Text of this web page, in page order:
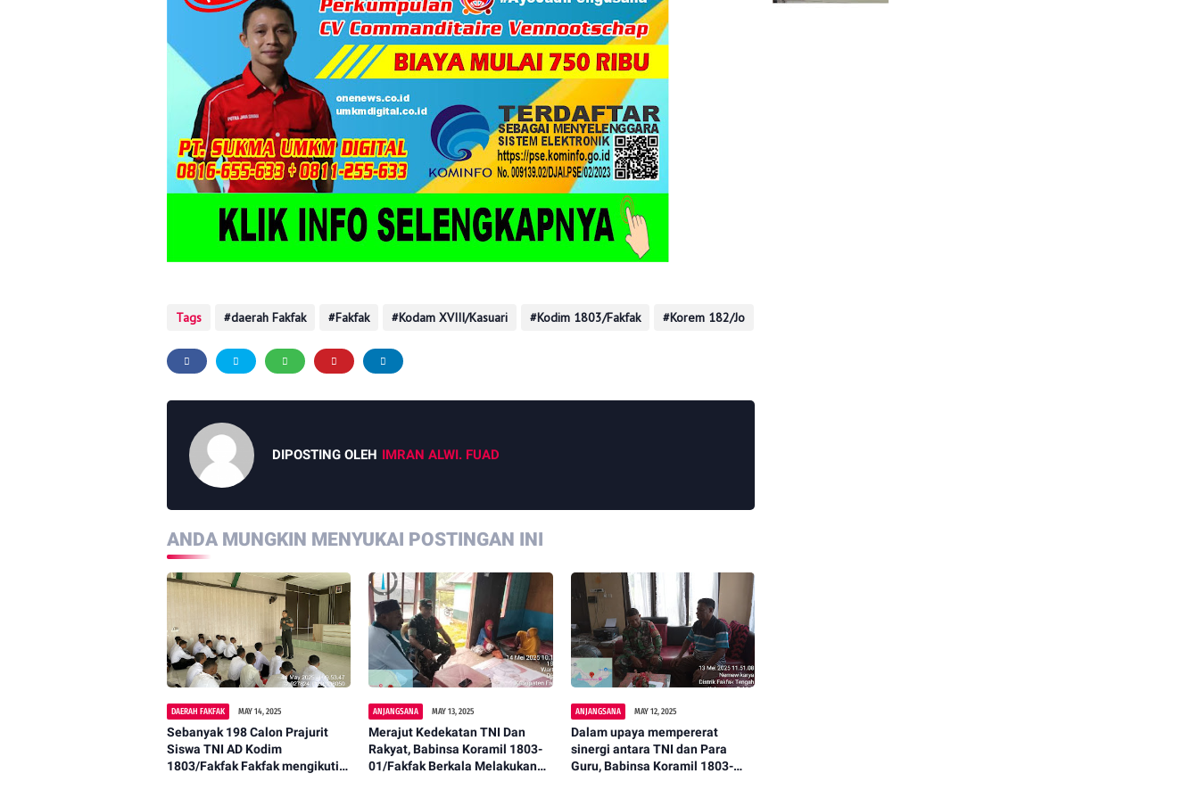
Tags daerah Fakfak Fakfak Kodam XVIII/Kasuari Kodim 1803/Fakfak Korem 182/Jo
DIPOSTING OLEH IMRAN ALWI. FUAD
ANDA MUNGKIN MENYUKAI POSTINGAN INI
DAERAH FAKFAK MAY 14, 2025
Sebanyak 198 Calon Prajurit
Siswa TNI AD Kodim
1803/Fakfak Fakfak mengikuti
ANJANGSANA MAY 13, 2025
Merajut Kedekatan TNI Dan
Rakyat, Babinsa Koramil 1803-
01/Fakfak Berkala Melakukan
ANJANGSANA MAY 12, 2025
Dalam upaya mempererat
sinergi antara TNI dan Para
Guru, Babinsa Koramil 1803-